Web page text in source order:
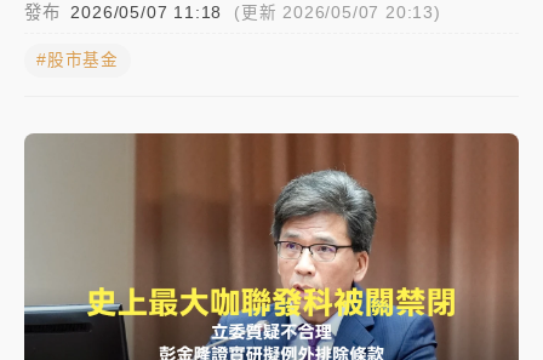
女律師陳昱瑄詐慈濟10億！黃金158kg遭查扣畫面曝光
旅局回應了
中信慈善基金會想增加董事人數！辜仲諒向法院聲請遭
故宮《龍藏經》特展第2檔！今線上預約開賣一度塞車
周六起展出延長至晚上7時
台東農業處長涉圖利渡假村！東檢抗告成功 今重開羈
發布 2026/05/07 11:18 (更新 2026/05/07 20:13)
#股市基金